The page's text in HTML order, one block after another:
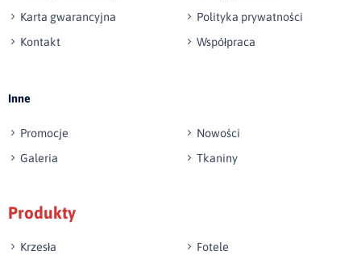
Wyślij opinię
Karta gwarancyjna
Polityka prywatności
Kontakt
Współpraca
Inne
Promocje
Nowości
Galeria
Tkaniny
Produkty
Krzesła
Fotele